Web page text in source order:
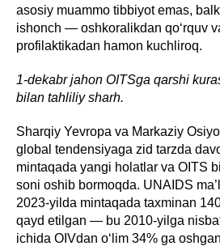
asosiy muammo tibbiyot emas,
ishonch — oshkoralikdan qo‘rquv
profilaktikadan hamon kuchliroq.
1-dekabr jahon OITSga qarshi
bilan tahliliy sharh.
Sharqiy Yevropa va Markaziy
global tendensiyaga zid tarzda
mintaqada yangi holatlar va OITS
soni oshib bormoqda. UNAIDS
2023-yilda mintaqada taxminan
qayd etilgan — bu 2010-yilga
ichida OIVdan o‘lim 34% ga